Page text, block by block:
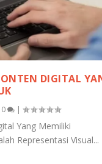
DIGITAL
0 |
Yang Memiliki
Representasi Visual...